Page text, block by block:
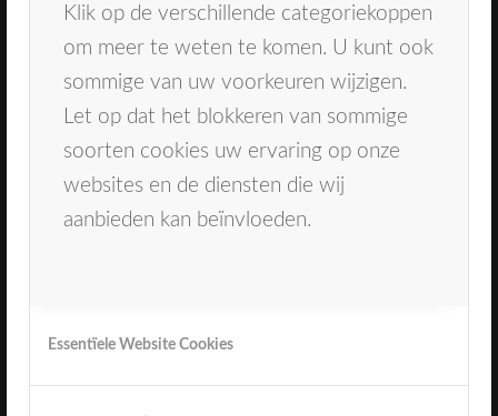
Klik op de verschillende categoriekoppen
om meer te weten te komen. U kunt ook
sommige van uw voorkeuren wijzigen.
Let op dat het blokkeren van sommige
soorten cookies uw ervaring op onze
websites en de diensten die wij
aanbieden kan beïnvloeden.
Essentïele Website Cookies
Behandelingen
Tandarts Oosterhout
Mondhygiënist Breda
Inschrijven
Spoeddienst